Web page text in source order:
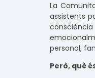
La
assistents
personal,
Però, què